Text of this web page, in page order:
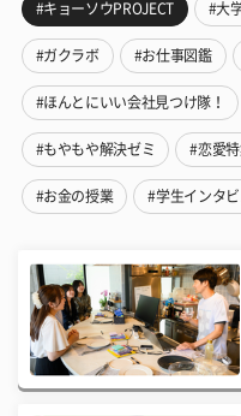
#キョーソウPROJECT #大
#ガクラボ #お仕事図鑑
#ほんとにいい会社見つけ隊！
#もやもや解決ゼミ #恋愛
#お金の授業 #学生インタビ